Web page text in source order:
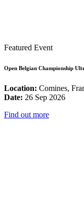
Featured Event
Open Belgian Championship
Location: Comines,
Date: 26 Sep 2026
Find out more